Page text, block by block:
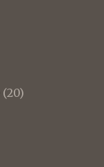
(20)